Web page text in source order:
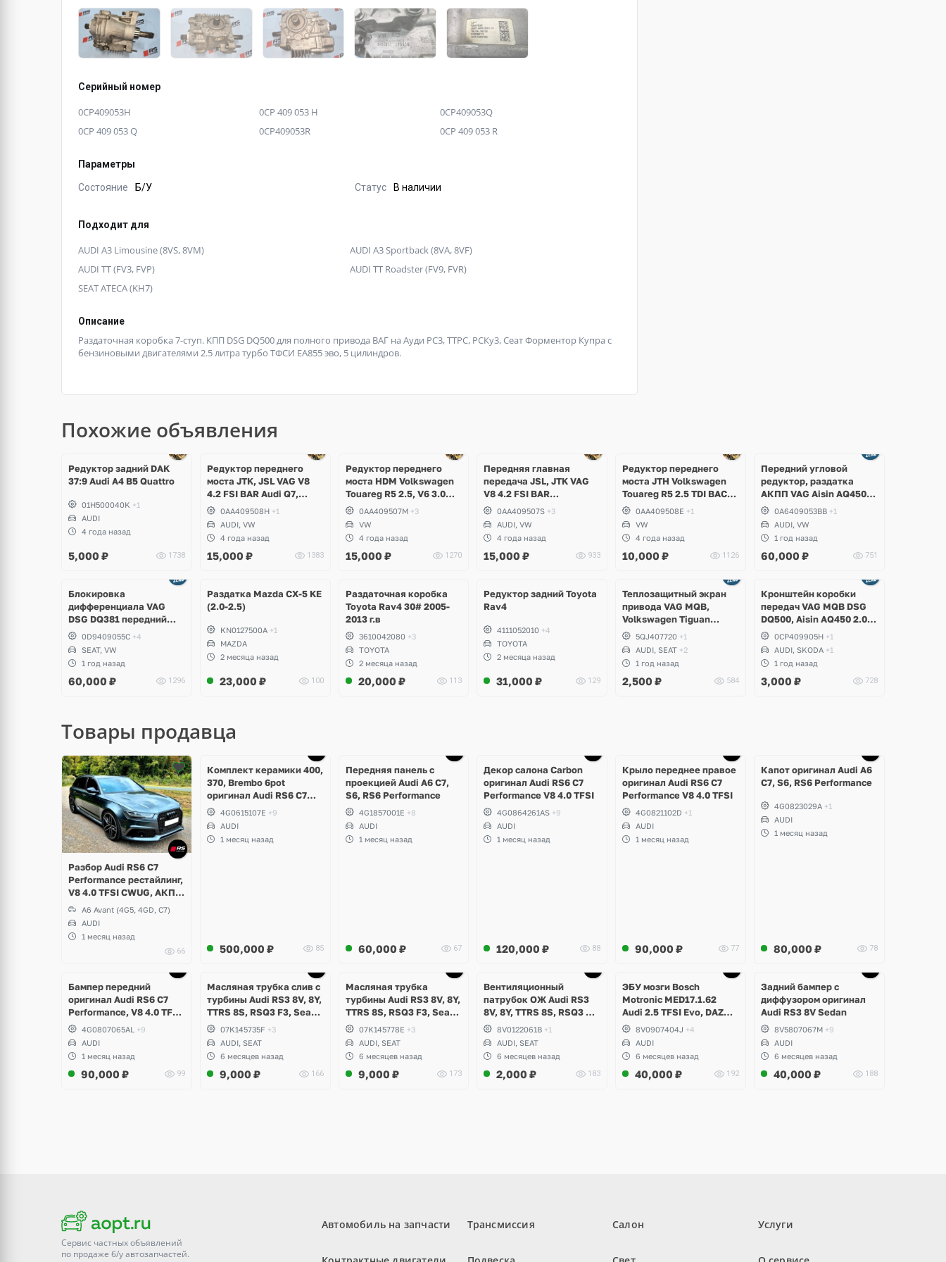
Серийный номер
0CP409053H 0CP 409 053 H
0CP409053Q
0CP 409 053 Q
0CP409053R 0CP 409 053 R
Параметры
Состояние Б/У Статус В наличии
Подходит для
AUDI A3 Limousine (8VS, 8VM)
AUDI A3 Sportback (8VA, 8VF)
AUDI TT (FV3, FVP)
AUDI TT Roadster (FV9, FVR)
SEAT ATECA (KH7)
Описание
Раздаточная коробка 7-ступ. КПП DSG DQ500 для полного привода ВАГ на Ауди РС3, ТТРС, РСКу3, Сеат Форментор Купра с
бензиновыми двигателями 2.5 литра турбо ТФСИ ЕА855 эво, 5 цилиндров.
Похожие объявления
Редуктор задний DAK
37:9 Audi A4 B5 Quattro
01H500040K +1
AUDI
4 года назад
5,000 ₽ 1738
Редуктор переднего
моста JTK, JSL VAG V8
4.2 FSI BAR Audi Q7,
Volkswagen Touareg
0AA409508H +1
AUDI, VW
4 года назад
15,000 ₽ 1383
Редуктор переднего
моста HDM Volkswagen
Touareg R5 2.5, V6 3.0
TDI 0AA409507M +3
VW
4 года назад
15,000 ₽ 1270
Передняя главная
передача JSL, JTK VAG
V8 4.2 FSI BAR
Volkswagen Touareg,
Audi Q7
0AA409507S +3
AUDI, VW
4 года назад
15,000 ₽ 933
Редуктор переднего
моста JTH Volkswagen
Touareg R5 2.5 TDI BAC,
BLK0AA409508E +1
VW
4 года назад
10,000 ₽ 1126
Передний угловой
редуктор, раздатка
АКПП VAG Aisin AQ450,
Audi Q3, Volkswagen
Tiguan Allspace, Arteon,
Teramont, Atlas Cross
Sport
0A6409053BB +1
AUDI, VW
1 год назад
60,000 ₽ 751
Блокировка
дифференциала VAG
DSG DQ381 передний
привод, Volkswagen Golf
7.5 GTI TCR Perfomance,
Clubsport, Jetta GLI, Seat
Leon Cupra
0D9409055C +4
SEAT, VW
1 год назад
60,000 ₽ 1296
Раздатка Mazda CX-5 KE
(2.0-2.5)
KN0127500A +1
MAZDA
2 месяца назад
23,000 ₽ 100
Раздаточная коробка
Toyota Rav4 30# 2005-
2013 г.в
3610042080 +3
TOYOTA
2 месяца назад
20,000 ₽ 113
Редуктор задний Toyota
Rav4
4111052010 +4
TOYOTA
2 месяца назад
31,000 ₽ 129
Теплозащитный экран
привода VAG MQB,
Volkswagen Tiguan
Allspace, Teramont,
Arteon, Passat B8, Golf
7.5, Atlas Cross Sport, T-
Roc, Audi S3, RS3, Q3,
RSQ3, Skoda Kodiaq,
5QJ407720 +1
AUDI, SEAT +2
1 год назад
2,500 ₽ 584
Кронштейн коробки
передач VAG MQB DSG
DQ500, Aisin AQ450 2.0
TSI, Volkswagen Tiguan
Allspace, Passat B8,
Arteon, Skoda Kodiaq,
Superb, Audi Q3
0CP409905H +1
AUDI, SKODA +1
1 год назад
3,000 ₽ 728
Товары продавца
Разбор Audi RS6 C7
Performance рестайлинг,
V8 4.0 TFSI CWUG, АКПП
ZF
A6 Avant (4G5, 4GD, C7)
AUDI
1 месяц назад
66
5 фото
Комплект керамики 400,
370, Brembo 6pot
оригинал Audi RS6 C7
Performance, RS7 V8 4.0
TFSI
4G0615107E +9
AUDI
1 месяц назад
500,000 ₽ 85
Передняя панель с
проекцией Audi A6 C7,
S6, RS6 Performance
4G1857001E +8
AUDI
1 месяц назад
60,000 ₽ 67
Декор салона Carbon
оригинал Audi RS6 C7
Performance V8 4.0 TFSI
4G0864261AS +9
AUDI
1 месяц назад
120,000 ₽ 88
Крыло переднее правое
оригинал Audi RS6 C7
Performance V8 4.0 TFSI
4G0821102D +1
AUDI
1 месяц назад
90,000 ₽ 77
Капот оригинал Audi A6
C7, S6, RS6 Performance
4G0823029A +1
AUDI
1 месяц назад
80,000 ₽ 78
Бампер передний
оригинал Audi RS6 C7
Performance, V8 4.0 TFSI
рестайлинг
4G0807065AL
+9
AUDI
1 месяц назад
90,000 ₽ 99
Масляная трубка слив с
турбины Audi RS3 8V, 8Y,
TTRS 8S, RSQ3 F3, Seat
Formentor Cupra 2.5 TFSI
Evo, DAZA, DNWA, DNWB
07K145735F +3
AUDI, SEAT
6 месяцев назад
9,000 ₽ 166
Масляная трубка
турбины Audi RS3 8V, 8Y,
TTRS 8S, RSQ3 F3, Seat
Formentor Cupra 2.5 TFSI
Evo, DAZA, DNWA, DNWB
07K145778E +3
AUDI, SEAT
6 месяцев назад
9,000 ₽ 173
Вентиляционный
патрубок ОЖ Audi RS3
8V, 8Y, TTRS 8S, RSQ3 F3,
Seat Formentor Cupra 2.5
TFSI Evo, DAZA, DNWA,
DNWB
8V0122061B +1
AUDI, SEAT
6 месяцев назад
2,000 ₽ 183
ЭБУ мозги Bosch
Motronic MED17.1.62
Audi 2.5 TFSI Evo, DAZA,
RS3 8V
8V0907404J +4
AUDI
6 месяцев назад
40,000 ₽ 192
Задний бампер с
диффузором оригинал
Audi RS3 8V Sedan
8V5807067M +9
AUDI
6 месяцев назад
40,000 ₽ 188
Сервис частных объявлений
по продаже б/уавтозапчастей.
Автомобиль на запчасти Трансмиссия Салон Услуги